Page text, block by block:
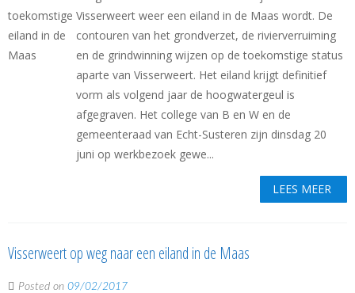
Visserweert weer een eiland in de Maas wordt. De
contouren van het grondverzet, de rivierverruiming
en de grindwinning wijzen op de toekomstige status
aparte van Visserweert. Het eiland krijgt definitief
vorm als volgend jaar de hoogwatergeul is
afgegraven. Het college van B en W en de
gemeenteraad van Echt-Susteren zijn dinsdag 20
juni op werkbezoek gewe...
LEES MEER
Visserweert op weg naar een eiland in de Maas
Posted on 09/02/2017